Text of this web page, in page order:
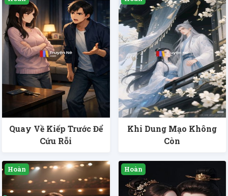
Quay Về Kiếp Trước Để
Cứu Rỗi
Khi Dung Mạo Không
Còn